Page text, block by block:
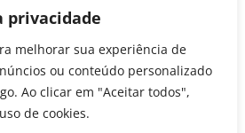
privacidade
melhorar sua experiência de
ou conteúdo personalizado
Ao clicar em "Aceitar todos",
de cookies.